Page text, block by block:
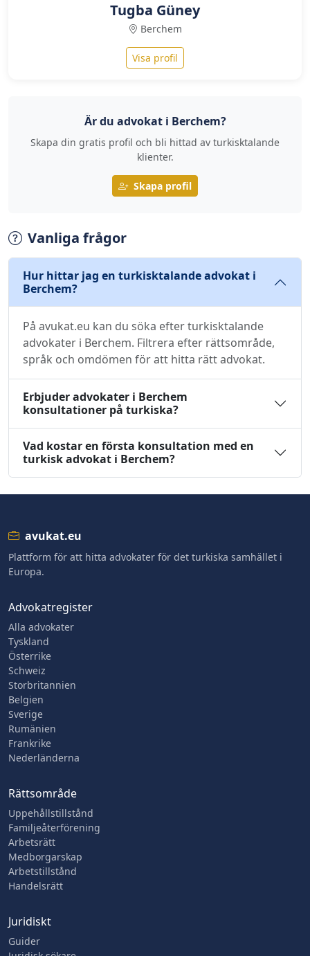
Tugba Güney
Berchem
Visa profil
Är du advokat i Berchem?
Skapa din gratis profil och bli hittad av turkisktalande
klienter.
Skapa profil
Vanliga frågor
Hur hittar jag en turkisktalande advokat i
Berchem?
På avukat.eu kan du söka efter turkisktalande
advokater i Berchem. Filtrera efter rättsområde,
språk och omdömen för att hitta rätt advokat.
Erbjuder advokater i Berchem
konsultationer på turkiska?
Vad kostar en första konsultation med en
turkisk advokat i Berchem?
avukat.eu
Plattform för att hitta advokater för det turkiska samhället i
Europa.
Advokatregister
Alla advokater
Tyskland
Österrike
Schweiz
Storbritannien
Belgien
Sverige
Rumänien
Frankrike
Nederländerna
Rättsområde
Uppehållstillstånd
Familjeåterförening
Arbetsrätt
Medborgarskap
Arbetstillstånd
Handelsrätt
Juridiskt
Guider